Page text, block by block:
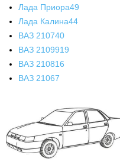
Лада Приора49
Лада Калина44
ВАЗ 210740
ВАЗ 2109919
ВАЗ 210816
ВАЗ 21067